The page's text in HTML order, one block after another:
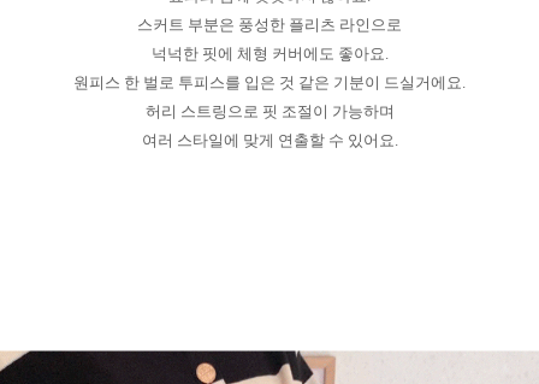
스커트 부분은 풍성한 플리츠 라인으로
넉넉한 핏에 체형 커버에도 좋아요.
원피스 한 벌로 투피스를 입은 것 같은 기분이 드실거에요.
허리 스트링으로 핏 조절이 가능하며
여러 스타일에 맞게 연출할 수 있어요.